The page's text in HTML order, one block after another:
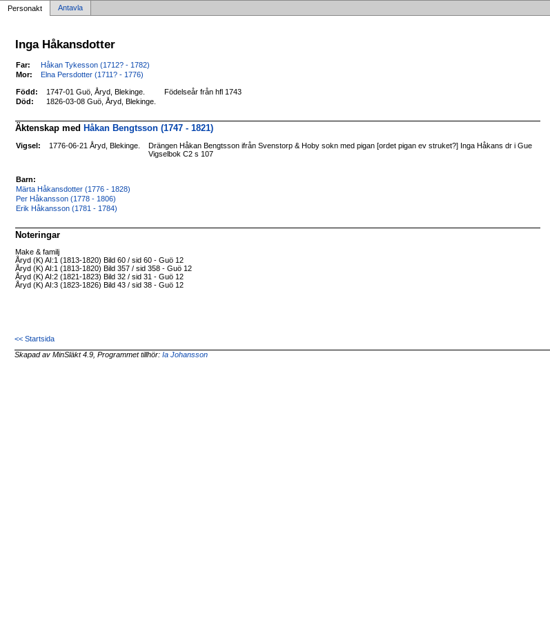
Personakt Antavla
Inga Håkansdotter
Far:
Håkan Tykesson (1712? - 1782)
Mor:
Elna Persdotter (1711? - 1776)
Född: 1747-01 Guö, Åryd, Blekinge.
Födelseår från hfl 1743
Död:
1826-03-08 Guö, Åryd, Blekinge.
Äktenskap med Håkan Bengtsson (1747 - 1821)
Vigsel: 1776-06-21 Åryd, Blekinge.
Drängen Håkan Bengtsson ifrån Svenstorp & Hoby sokn med pigan [ordet pigan ev struket?] Inga Håkans dr i Gue
Vigselbok C2 s 107
Barn:
Märta Håkansdotter (1776 - 1828)
Per Håkansson (1778 - 1806)
Erik Håkansson (1781 - 1784)
Noteringar
Make & familj
Åryd (K) AI:1 (1813-1820) Bild 60 / sid 60 - Guö 12
Åryd (K) AI:1 (1813-1820) Bild 357 / sid 358 - Guö 12
Åryd (K) AI:2 (1821-1823) Bild 32 / sid 31 - Guö 12
Åryd (K) AI:3 (1823-1826) Bild 43 / sid 38 - Guö 12
<< Startsida
Skapad av MinSläkt 4.9, Programmet tillhör:Ia Johansson